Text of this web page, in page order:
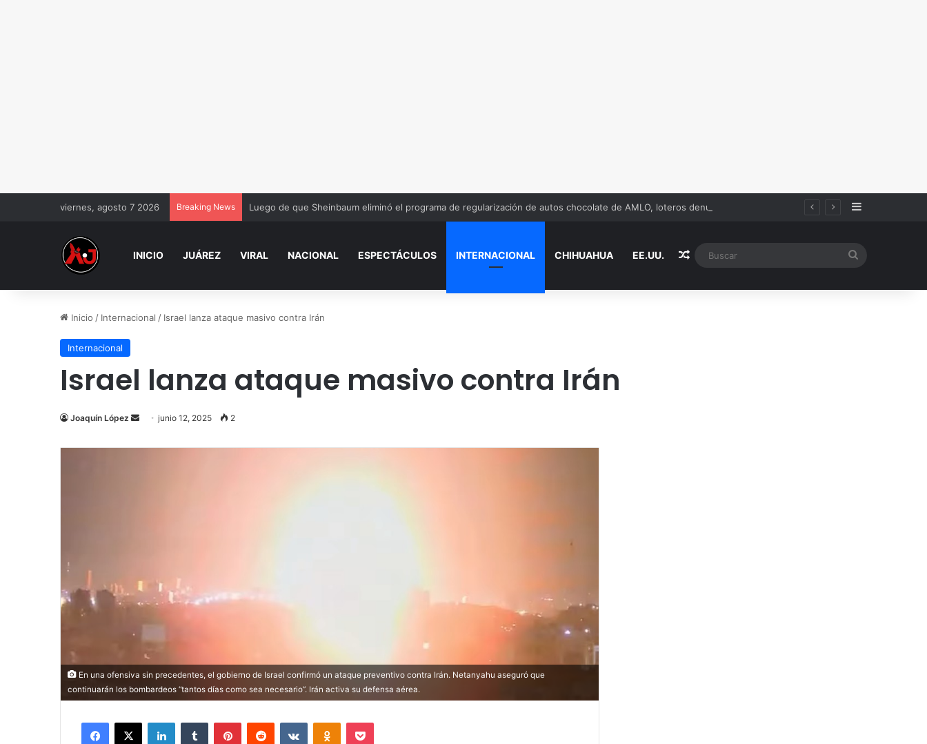
viernes, agosto 7 2026 Breaking News Luego de que Sheinbaum eliminó el programa de regularización de autos chocolate de AMLO, loteros denunciaron sob.ornos Sidebar
INICIO JUÁREZ VIRAL NACIONAL ESPECTÁCULOS INTERNACIONAL CHIHUAHUA EE.UU. Random Article
Inicio / Internacional / Israel lanza ataque masivo contra Irán
Internacional
Israel lanza ataque masivo contra Irán
Joaquín López
Send
email
junio 12, 2025 2
En una ofensiva sin precedentes, el gobierno de Israel confirmó un ataque preventivo contra Irán. Netanyahu aseguró que
continuarán los bombardeos “tantos días como sea necesario”. Irán activa su defensa aérea.
Facebook
X LinkedInTumblr PinterestReddit VKontakteOdnoklassniki
Pocket